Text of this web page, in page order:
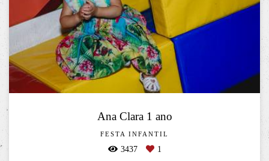
Ana Clara 1 ano
FESTA INFANTIL
3437 1